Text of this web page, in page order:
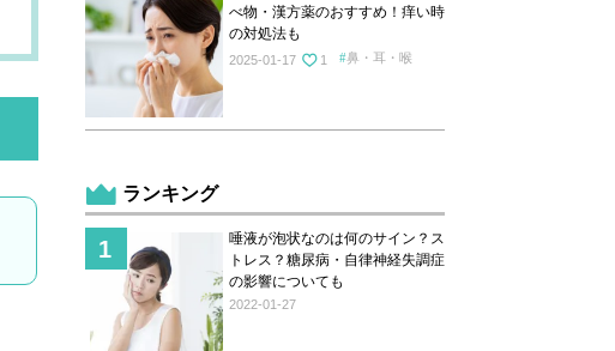
べ物・漢方薬のおすすめ！痒い時
の対処法も
2025-01-17 1 鼻・耳・喉
ランキング
唾液が泡状なのは何のサイン？ス
トレス？糖尿病・自律神経失調症
の影響についても
2022-01-27